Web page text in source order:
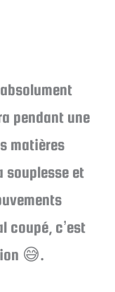
pendant une
matières
souplesse et
coupé, c’est
😅.